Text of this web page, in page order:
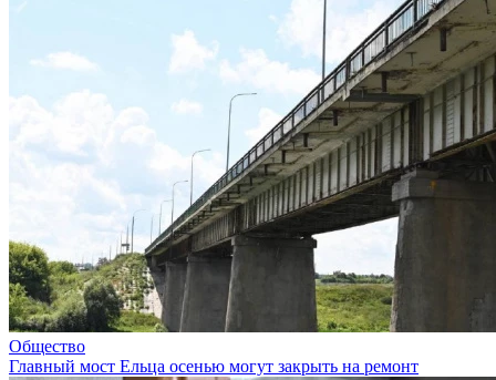
Общество
Главный мост Ельца осенью могут закрыть на ремонт